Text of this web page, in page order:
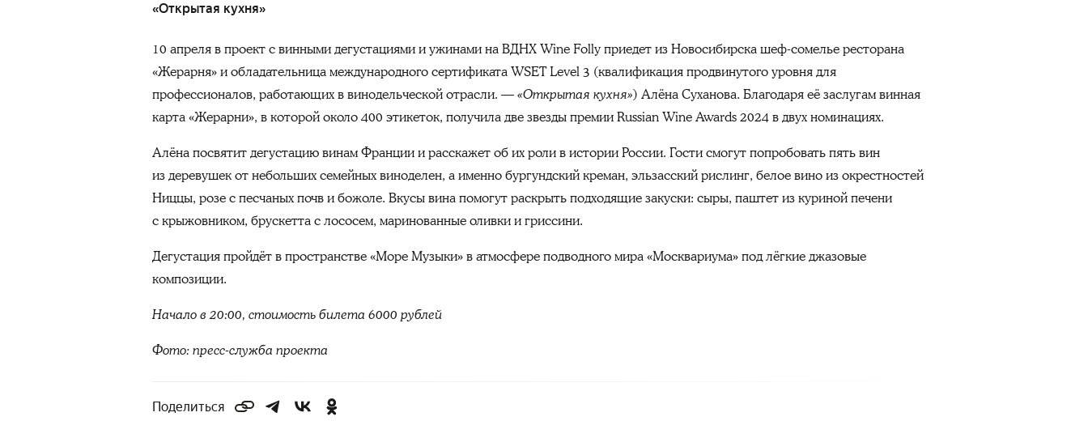
«Открытая кухня»
10 апреля в проект с винными дегустациями и ужинами на ВДНХ Wine Folly приедет из Новосибирска шеф-сомелье ресторана
«Жерарня» и обладательница международного сертификата WSET Level 3 (квалификация продвинутого уровня для
профессионалов, работающих в винодельческой отрасли. —«Открытая кухня») Алёна Суханова. Благодаря её заслугам винная
карта «Жерарни», в которой около 400 этикеток, получила две звезды премии Russian Wine Awards 2024 в двух номинациях.
Алёна посвятит дегустацию винам Франции и расскажет об их роли в истории России. Гости смогут попробовать пять вин
из деревушек от небольших семейных виноделен, а именно бургундский креман, эльзасский рислинг, белое вино из окрестностей
Ниццы, розе с песчаных почв и божоле. Вкусы вина помогут раскрыть подходящие закуски: сыры, паштет из куриной печени
с крыжовником, брускетта с лососем, маринованные оливки и гриссини.
Дегустация пройдёт в пространстве «Море Музыки» в атмосфере подводного мира «Москвариума» под лёгкие джазовые
композиции.
Начало в 20:00, стоимость билета 6000 рублей
Фото: пресс-служба проекта
Поделиться